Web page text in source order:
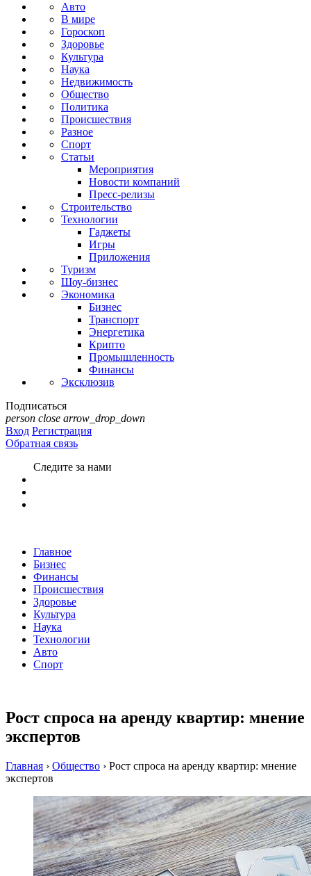
Авто
В мире
Гороскоп
Здоровье
Культура
Наука
Недвижимость
Общество
Политика
Происшествия
Разное
Спорт
Статьи
Мероприятия
Новости компаний
Пресс-релизы
Строительство
Технологии
Гаджеты
Игры
Приложения
Туризм
Шоу-бизнес
Экономика
Бизнес
Транспорт
Энергетика
Крипто
Промышленность
Финансы
Эксклюзив
Подписаться
person close arrow_drop_down
Вход Регистрация
Обратная связь
Следите за нами
Главное
Бизнес
Финансы
Происшествия
Здоровье
Культура
Наука
Технологии
Авто
Спорт
Рост спроса на аренду квартир: мнение
экспертов
Главная › Общество › Рост спроса на аренду квартир: мнение
экспертов